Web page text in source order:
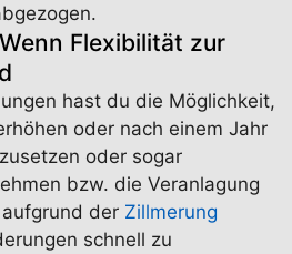
Flexibilität zur
hast du die Möglichkeit,
oder nach einem Jahr
oder sogar
bzw. die Veranlagung
der Zillmerung
schnell zu